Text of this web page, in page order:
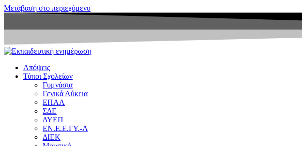
Μετάβαση στο περιεχόμενο
Απόψεις
Τύποι Σχολείων
Γυμνάσια
Γενικά Λύκεια
ΕΠΑΛ
ΣΔΕ
ΔΥΕΠ
ΕΝ.Ε.Ε.ΓΥ.-Λ
ΔΙΕΚ